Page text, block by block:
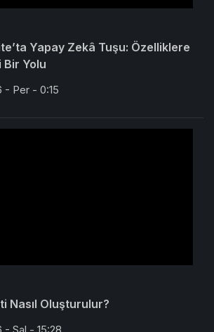
Yapay Zekâ Tuşu: Özelliklere
Bir Yolu
- Per - 0:15
Nasıl Oluşturulur?